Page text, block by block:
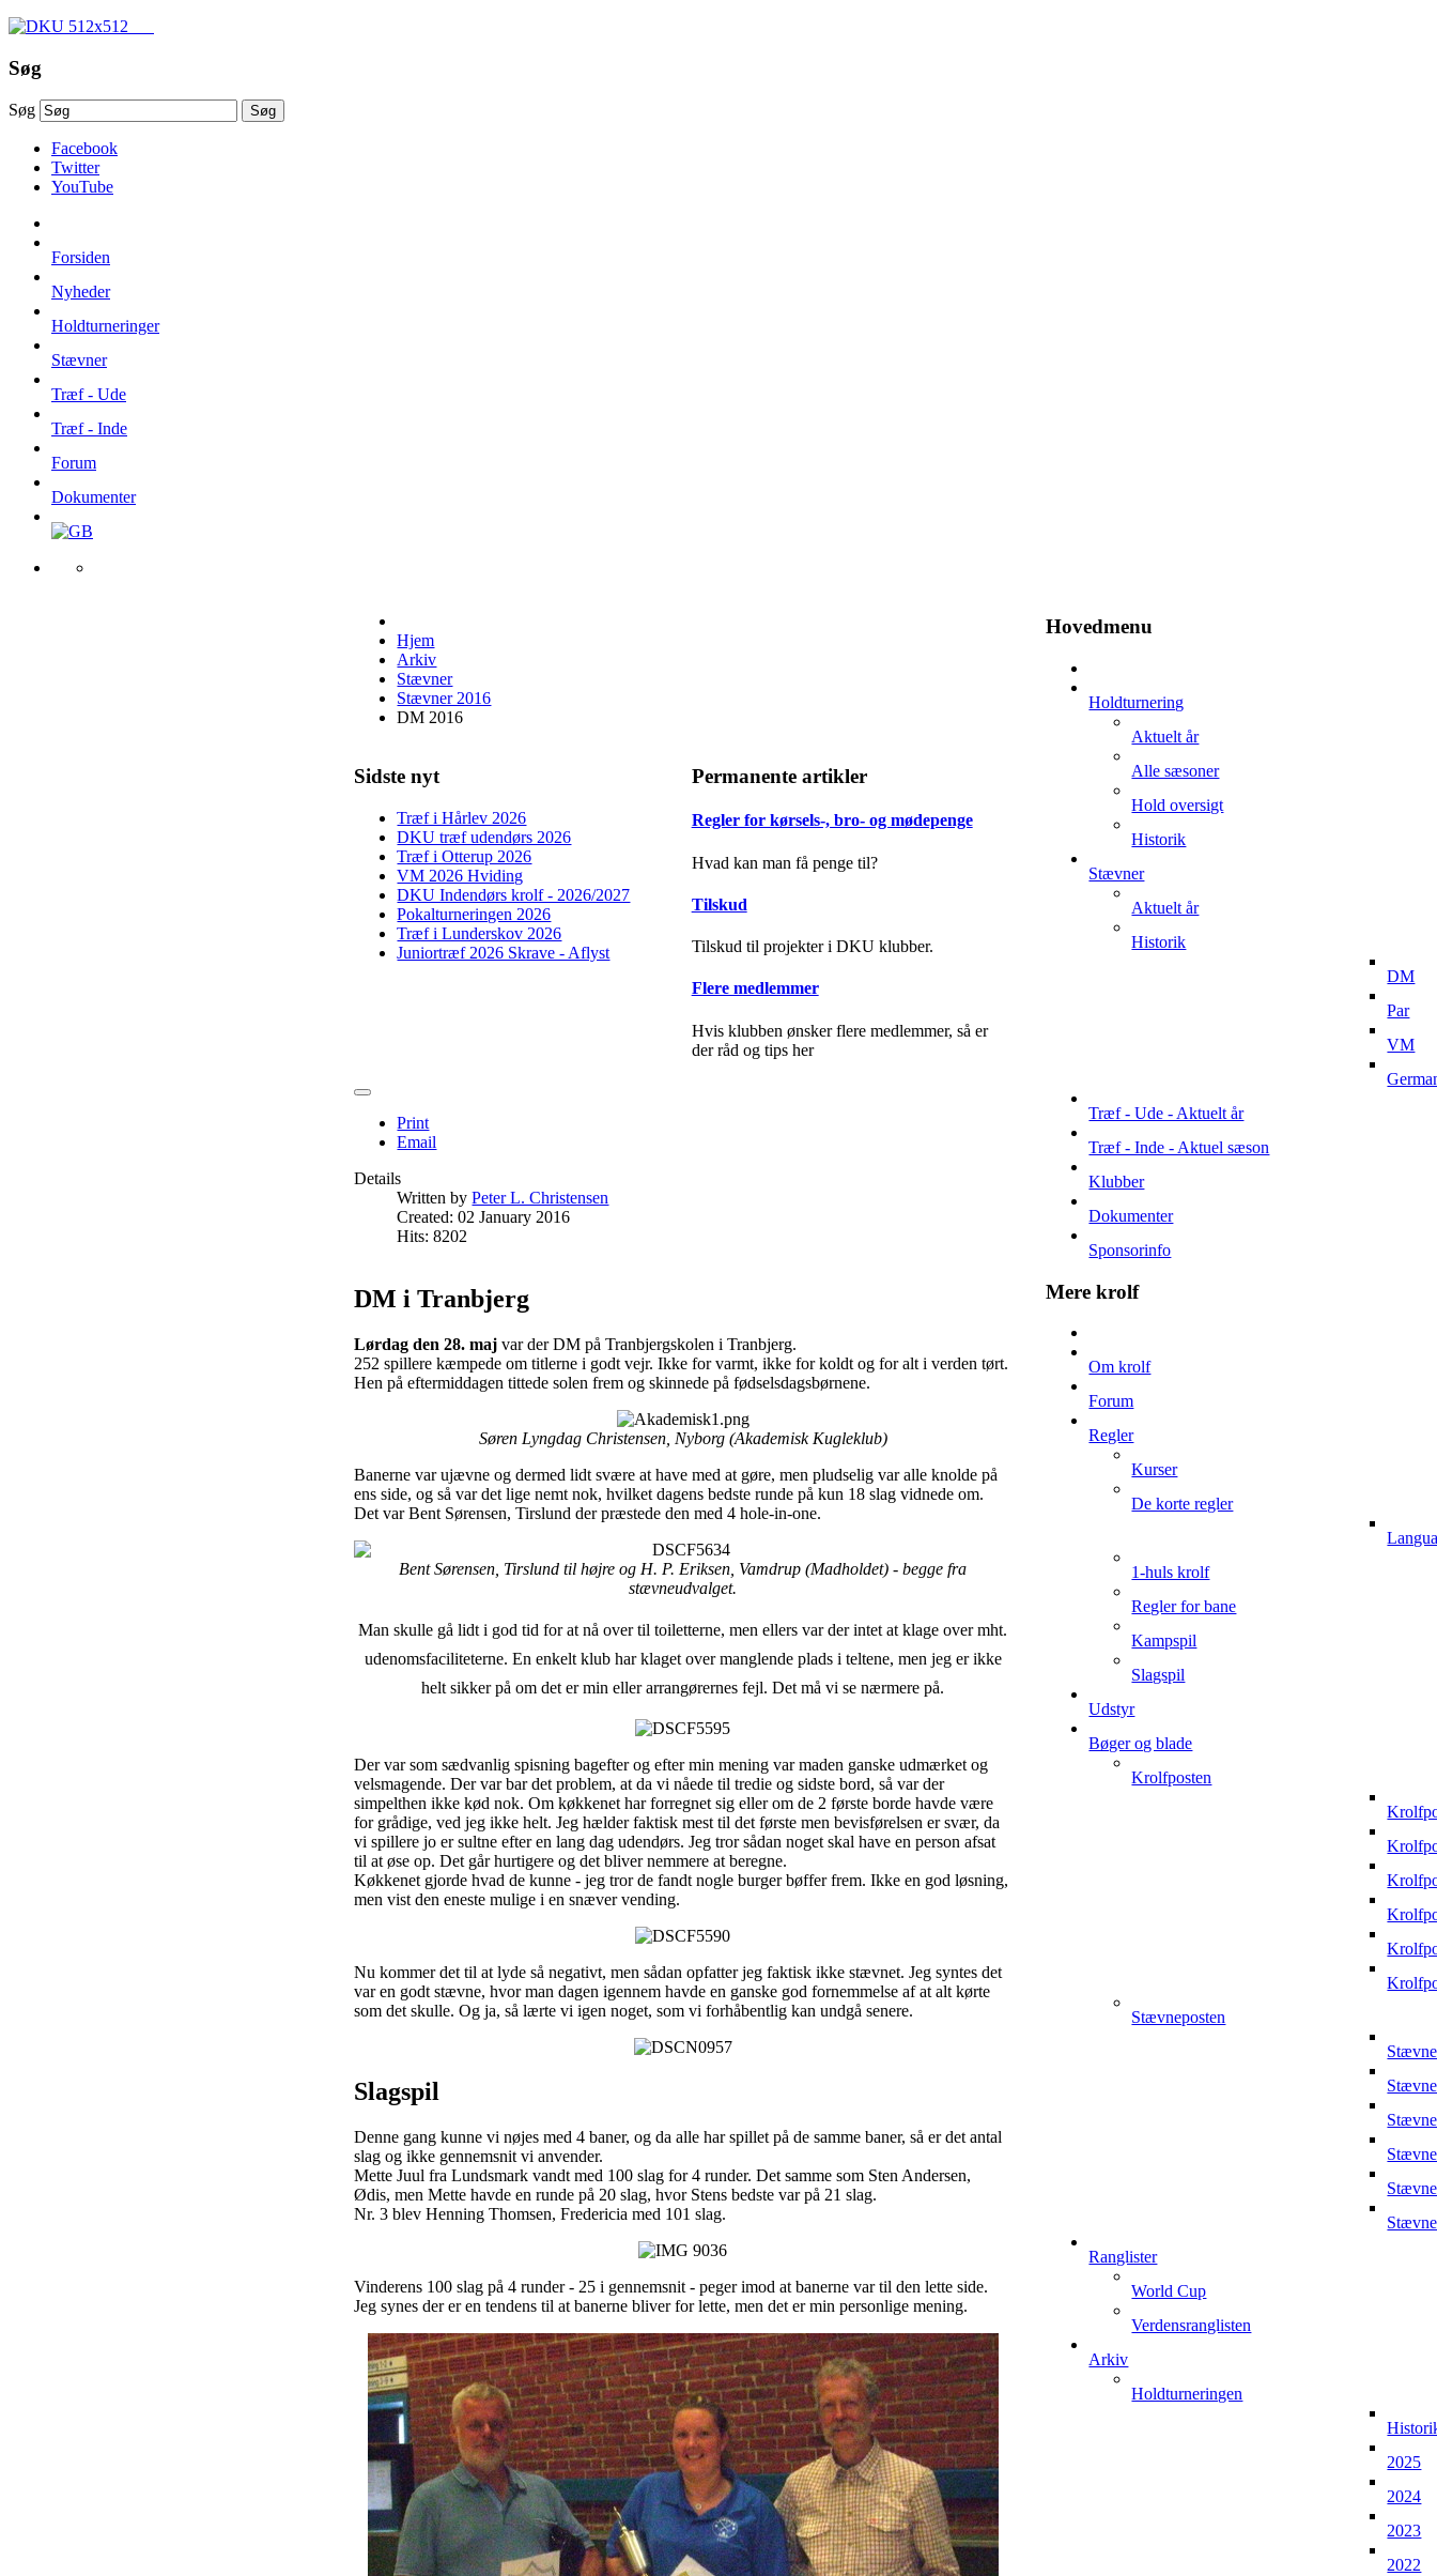
Søg
Søg Søg
Facebook
Twitter
YouTube
Forsiden
Nyheder
Holdturneringer
Stævner
Træf - Ude
Træf - Inde
Forum
Dokumenter
Hjem
Arkiv
Stævner
Stævner 2016
DM 2016
Sidste nyt
Træf i Hårlev 2026
DKU træf udendørs 2026
Træf i Otterup 2026
VM 2026 Hviding
DKU Indendørs krolf - 2026/2027
Pokalturneringen 2026
Træf i Lunderskov 2026
Juniortræf 2026 Skrave - Aflyst
Permanente artikler
Regler for kørsels-, bro- og mødepenge
Hvad kan man få penge til?
Tilskud
Tilskud til projekter i DKU klubber.
Flere medlemmer
Hvis klubben ønsker flere medlemmer, så er
der råd og tips her
Print
Email
Details
Written byPeter L. Christensen
Created: 02 January 2016
Hits: 8202
DM i Tranbjerg
Lørdag den 28. majvar der DM på Tranbjergskolen i Tranbjerg.
252 spillere kæmpede om titlerne i godt vejr. Ikke for varmt, ikke for koldt og for alt i verden tørt.
Hen på eftermiddagen tittede solen frem og skinnede på fødselsdagsbørnene.
Søren Lyngdag Christensen, Nyborg (Akademisk Kugleklub)
Banerne var ujævne og dermed lidt svære at have med at gøre, men pludselig var alle knolde på
ens side, og så var det lige nemt nok, hvilket dagens bedste runde på kun 18 slag vidnede om.
Det var Bent Sørensen, Tirslund der præstede den med 4 hole-in-one.
Bent Sørensen, Tirslund til højre og H. P. Eriksen, Vamdrup (Madholdet) - begge fra
stævneudvalget.
Man skulle gå lidt i god tid for at nå over til toiletterne, men ellers var der intet at klage over mht.
udenomsfaciliteterne. En enkelt klub har klaget over manglende plads i teltene, men jeg er ikke
helt sikker på om det er min eller arrangørernes fejl. Det må vi se nærmere på.
Der var som sædvanlig spisning bagefter og efter min mening var maden ganske udmærket og
velsmagende. Der var bar det problem, at da vi nåede til tredie og sidste bord, så var der
simpelthen ikke kød nok. Om køkkenet har forregnet sig eller om de 2 første borde havde være
for grådige, ved jeg ikke helt. Jeg hælder faktisk mest til det første men bevisførelsen er svær, da
vi spillere jo er sultne efter en lang dag udendørs. Jeg tror sådan noget skal have en person afsat
til at øse op. Det går hurtigere og det bliver nemmere at beregne.
Køkkenet gjorde hvad de kunne - jeg tror de fandt nogle burger bøffer frem. Ikke en god løsning,
men vist den eneste mulige i en snæver vending.
Nu kommer det til at lyde så negativt, men sådan opfatter jeg faktisk ikke stævnet. Jeg syntes det
var en godt stævne, hvor man dagen igennem havde en ganske god fornemmelse af at alt kørte
som det skulle. Og ja, så lærte vi igen noget, som vi forhåbentlig kan undgå senere.
Slagspil
Denne gang kunne vi nøjes med 4 baner, og da alle har spillet på de samme baner, så er det antal
slag og ikke gennemsnit vi anvender.
Mette Juul fra Lundsmark vandt med 100 slag for 4 runder. Det samme som Sten Andersen,
Ødis, men Mette havde en runde på 20 slag, hvor Stens bedste var på 21 slag.
Nr. 3 blev Henning Thomsen, Fredericia med 101 slag.
Vinderens 100 slag på 4 runder - 25 i gennemsnit - peger imod at banerne var til den lette side.
Jeg synes der er en tendens til at banerne bliver for lette, men det er min personlige mening.
Hovedmenu
Holdturnering
Aktuelt år
Alle sæsoner
Hold oversigt
Historik
Stævner
Aktuelt år
Historik
DM
Par
VM
Træf - Ude - Aktuelt år
Træf - Inde - Aktuel sæson
Klubber
Dokumenter
Sponsorinfo
Mere krolf
Om krolf
Forum
Regler
Kurser
De korte regler
1-huls krolf
Regler for bane
Kampspil
Slagspil
Udstyr
Bøger og blade
Krolfposten
Stævneposten
Ranglister
World Cup
Verdensranglisten
Arkiv
Holdturneringen
2025
2024
2023
2022